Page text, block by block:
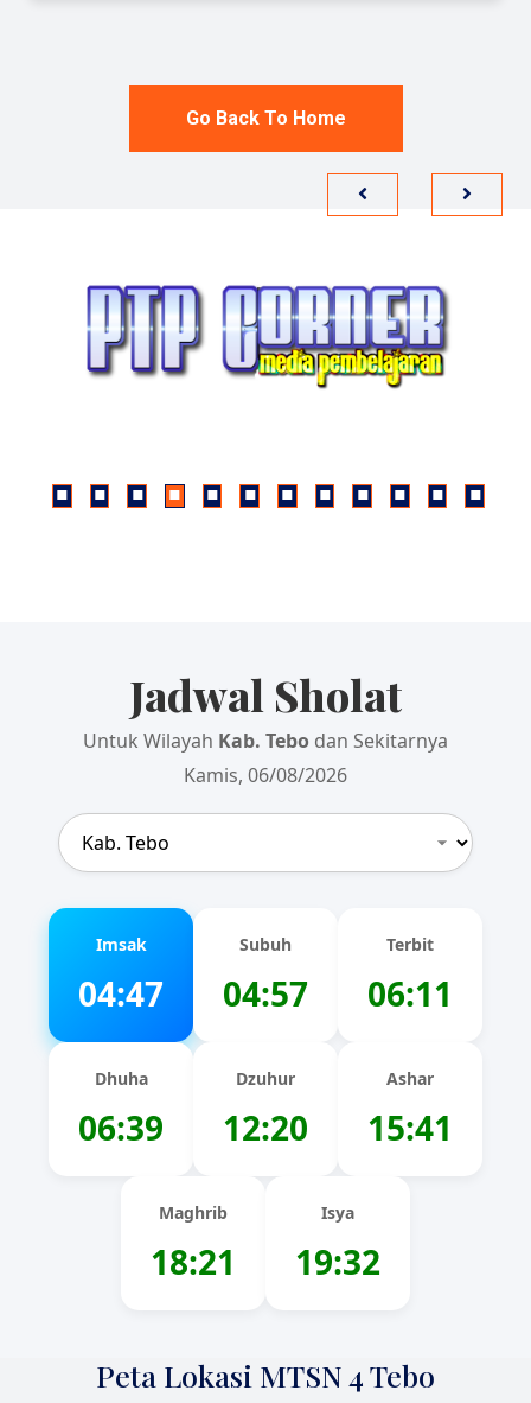
Go Back To Home
Jadwal Sholat
Untuk Wilayah Kab. Tebo dan Sekitarnya
Kamis, 06/08/2026
Imsak
04:47
Subuh
04:57
Terbit
06:11
Dhuha
06:39
Dzuhur
12:20
Ashar
15:41
Maghrib
18:21
Isya
19:32
Peta Lokasi MTSN 4 Tebo